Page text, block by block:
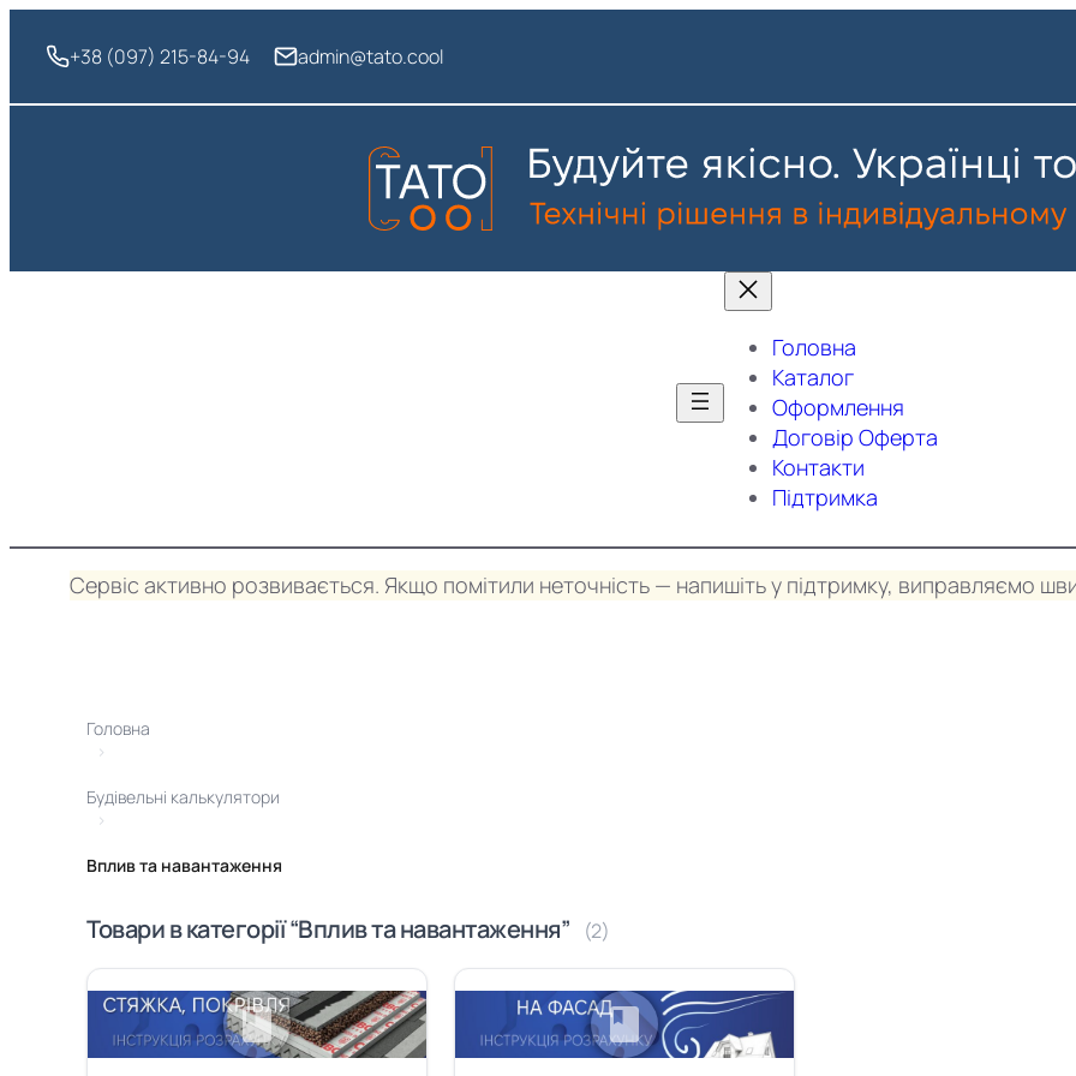
+38 (097) 215-84-94 admin@tato.cool
Головна
Каталог
Оформлення
Договір Оферта
Контакти
Підтримка
Сервіс активно розвивається. Якщо помітили неточність — напишіть у підтримку, виправляємо
Головна
›
Будівельні калькулятори
›
Вплив та навантаження
Товари в категорії “Вплив та навантаження” (2)